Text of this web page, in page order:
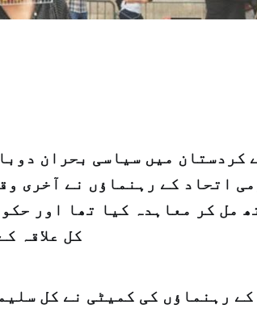
کردستان میں سیاسی بحران
اتحاد کے رہنماؤں نے آخری
مل کر معاہدہ کیا تھا اور
کل علاقہ
رہنماؤں کی کمیٹی نے کل